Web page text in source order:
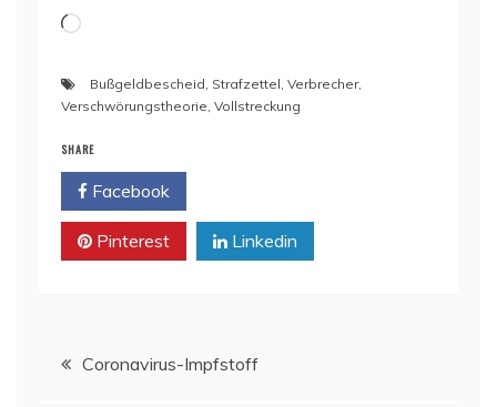
Wird
Bußgeldbescheid Strafzettel Verbrecher,
Verschwörungstheorie Vollstreckung
SHARE
Facebook
Pinterest Linkedin
Beitragsnavigation
Coronavirus-Impfstoff